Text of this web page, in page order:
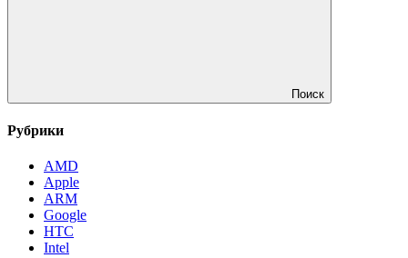
Поиск
Рубрики
AMD
Apple
ARM
Google
HTC
Intel